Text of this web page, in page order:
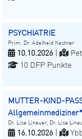
PSYCHIATRIE
Prim. Dr. Adelheid Kastner
10.10.2026
10 DFP Punkte
MUTTER-KIND-
Dr. Lisa Linauer, Dr. Lisa
16.10.2026